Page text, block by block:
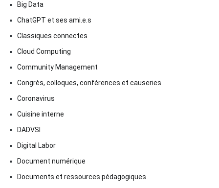
Big Data
ChatGPT et ses ami.e.s
Classiques connectes
Cloud Computing
Community Management
Congrès, colloques, conférences et causeries
Coronavirus
Cuisine interne
DADVSI
Digital Labor
Document numérique
Documents et ressources pédagogiques